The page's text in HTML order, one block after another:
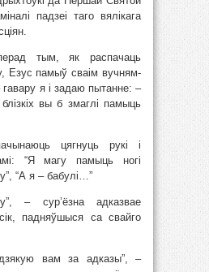
падзеі таго вялікага
тым, як распачаць
Езус памыў сваім вучням-
гавару я і задаю пытанне: –
вы б змаглі памыць
цягнуць рукі і
“Я магу памыць ногі
“А я – бабулі…”
– сур’ёзна адказвае
падняўшыся са свайго
вам за адказы”, –